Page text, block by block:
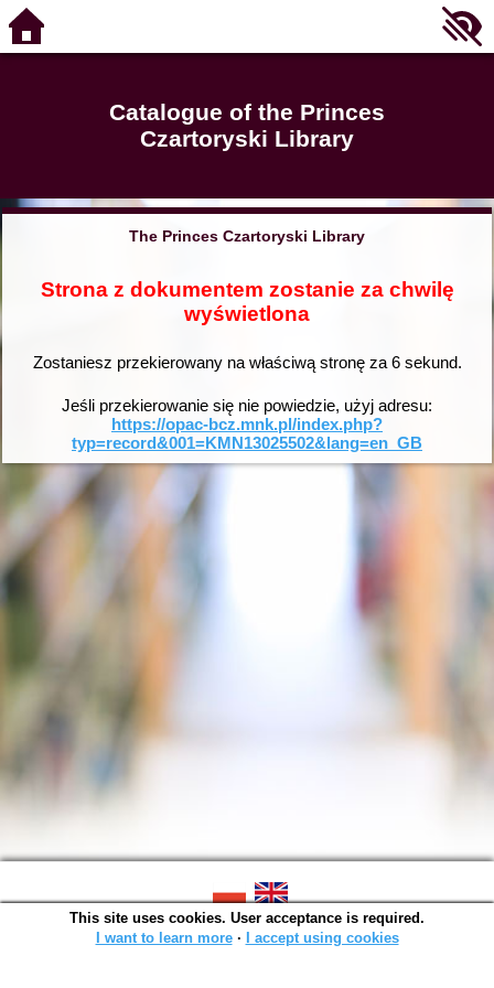
Catalogue of the Princes
Czartoryski Library
The Princes Czartoryski Library
Strona z dokumentem zostanie za chwilę
wyświetlona
Zostaniesz przekierowany na właściwą stronę za 6sekund.
Jeśli przekierowanie się nie powiedzie, użyj adresu:
https://opac-bcz.mnk.pl/index.php?
typ=record&001=KMN13025502&lang=en_GB
SOWA OPAC v. 6.11.10 (2026-07-24)
Generated in 0,0015 s.
This site uses cookies. User acceptance is required.
I want to learn more∙ I accept using cookies